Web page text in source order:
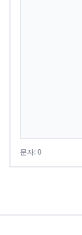
문자: 0